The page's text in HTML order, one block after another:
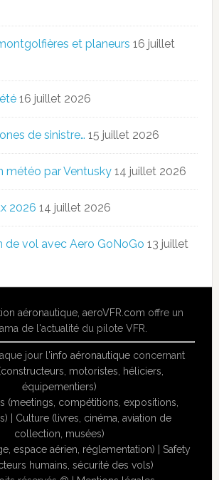
et planeurs 16 juillet
16 juillet 2026
de sinistre… 15 juillet 2026
météo par Ventusky 14 juillet 2026
2026 14 juillet 2026
de vol avec Aero GoNoGo 13 juillet
aéronautique,aeroVFR.com offre un
de l'actualité du pilote VFR.
jour l'info aéronautiqueconcernant
motoristes, héliciers,
équipementiers)
(meetings, compétitions, expositions,
Culture (livres, cinéma, aviation de
collection, musées)
espace aérien, réglementation) |Safety
humains, sécurité des vols)